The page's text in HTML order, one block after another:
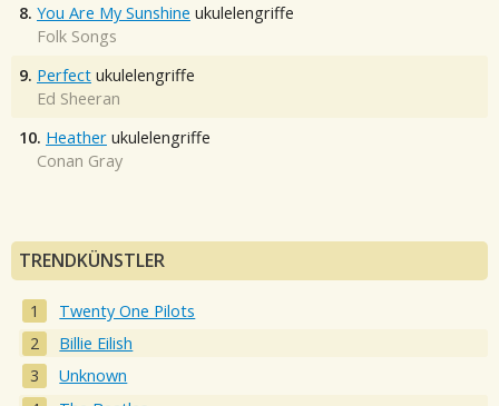
8. You Are My Sunshine ukulelengriffe
Folk Songs
9. Perfect ukulelengriffe
Ed Sheeran
10. Heather ukulelengriffe
Conan Gray
TRENDKÜNSTLER
Twenty One Pilots
Billie Eilish
Unknown